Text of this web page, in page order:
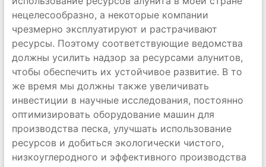
нецелесообразно, а некоторые компании
чрезмерно эксплуатируют и растрачивают
ресурсы. Поэтому соответствующие ведомства
должны усилить надзор за ресурсами алунитов,
чтобы обеспечить их устойчивое развитие. В то
же время мы должны также увеличивать
инвестиции в научные исследования, постоянно
оптимизировать оборудование машин для
производства песка, улучшать использование
ресурсов и добиться экологически чистого,
низкоуглеродного и эффективного производства